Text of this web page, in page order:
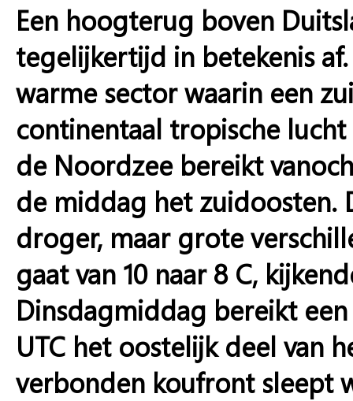
Een hoogterug boven
tegelijkertijd in betekenis
warme sector waarin een
continentaal tropische
de Noordzee bereikt
de middag het zuidoosten.
droger, maar grote
gaat van 10 naar 8 C,
Dinsdagmiddag bereikt
UTC het oostelijk deel van
verbonden koufront sleept